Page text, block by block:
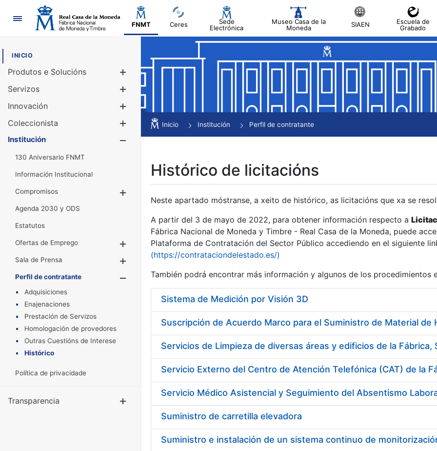
Navegación
FNMT Ceres
Sede
Electrónica
Museo Casa de la
Moneda
SIAEN
Escuela de
Grabado
INICIO
Produtos e Solucións
Mostrar/Ocultar
Servizos
Innovación
Coleccionista
Mostrar/Ocultar
Institución
130 Aniversario FNMT
Información Institucional
Compromisos
Agenda 2030 y ODS
Estatutos
Ofertas de Emprego
Mostrar/Ocultar
Sala de Prensa
Mostrar/Ocultar
Perfil de contratante
Mostrar/Ocultar
Adquisiciones
Enajenaciones
Prestación de Servizos
Homologación de provedores
Outras Cuestións de Interese
Histórico
Política de privacidade
Transparencia
Inicio Institución Perfil de contratante
Histórico de licitacións
Neste apartado móstranse, a xeito de histórico, as licitacións que xa se
A partir del 3 de mayo de 2022, para obtener información respecto a
Fábrica Nacional de Moneda y Timbre - Real Casa de la Moneda, puede
Plataforma de Contratación del Sector Público accediendo en el siguiente
(https://contrataciondelestado.es/)
También podrá encontrar más información y algunos de los procedimientos
Sistema de Medición por Visión 3D
Suministro de carretilla elevadora